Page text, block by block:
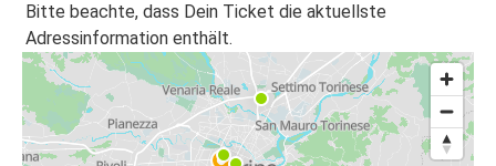
Bitte beachte, dass Dein Ticket die aktuellste
Adressinformation enthält.